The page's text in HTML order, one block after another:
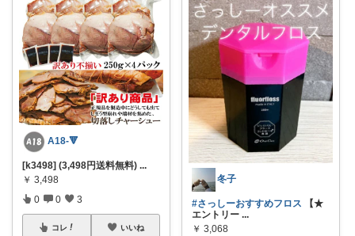
A18-🔻
[k3498] (3,498円送料無料) ...
￥ 3,498
0 0 3
コレ いいね
冬子
#さっしーおすすめフロス 【★
エントリー ...
￥ 3,068